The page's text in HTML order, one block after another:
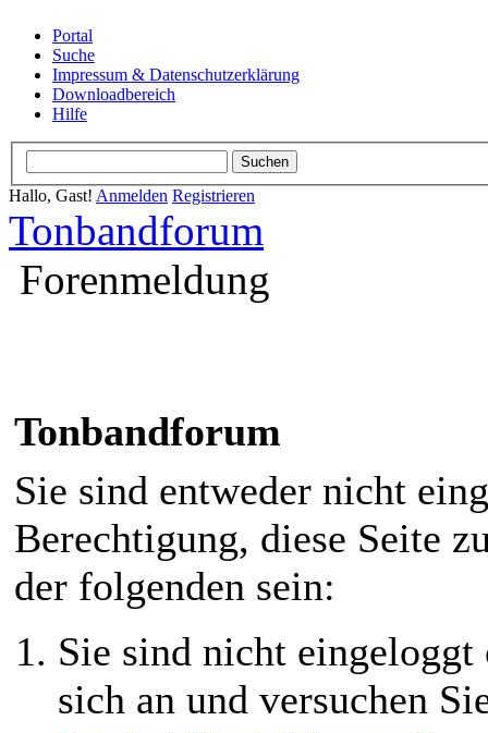
Portal
Suche
Impressum & Datenschutzerklärung
Hilfe
Hallo, Gast! Registrieren
Tonbandforum
Tonbandforum
Sie sind entweder nicht
Berechtigung, diese Seite
der folgenden sein:
Sie sind nicht